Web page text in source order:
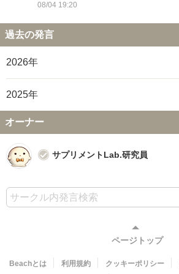
08/04 19:20
過去の発言
2026年
2025年
オーナー
サプリメントLab.研究員
ページトップ
Beachとは 利用規約 クッキーポリシー